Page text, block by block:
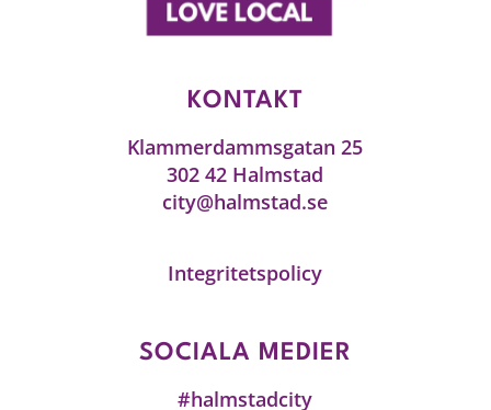
KONTAKT
Klammerdammsgatan 25
302 42 Halmstad
city@halmstad.se
Integritetspolicy
SOCIALA MEDIER
#halmstadcity